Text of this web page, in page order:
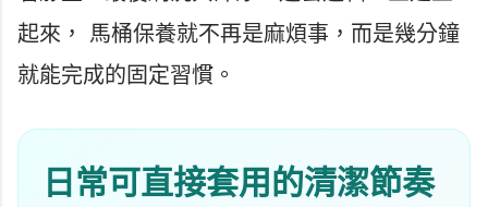
起來， 馬桶保養就不再是麻煩事，而是幾分鐘
就能完成的固定習慣。
日常可直接套用的清潔節奏